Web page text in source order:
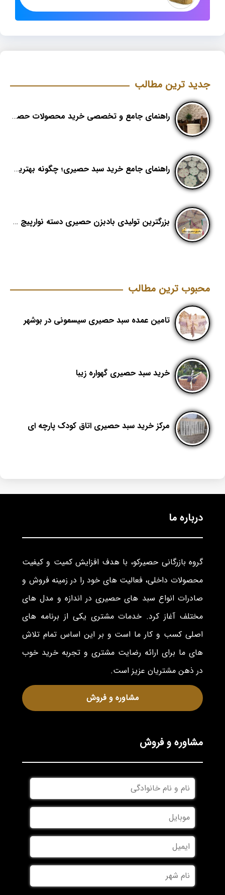
جدید ترین مطالب
راهنمای جامع و تخصصی خرید محصولات حصیری؛ هنر اصیل در دکوراسیون مدرن (بخش اول)
راهنمای جامع خرید سبد حصیری؛ چگونه بهترین کیفیت را در «هدیکا» تشخیص دهیم؟
بزرگترین تولیدی بادبزن حصیری دسته نوارپیچ در ایران با اسم برند هدیکا
محبوب ترین مطالب
تامین عمده سبد حصیری سیسمونی در بوشهر
خرید سبد حصیری گهواره زیبا
مرکز خرید سبد حصیری اتاق کودک پارچه ای
درباره ما
گروه بازرگانی حصیرکو، با هدف افزایش کمیت و کیفیت
محصولات داخلی، فعالیت های خود را در زمینه فروش و
صادرات انواع سبد های حصیری در اندازه و مدل های
مختلف آغاز کرد. خدمات مشتری یکی از برنامه های
اصلی کسب و کار ما است و بر این اساس تمام تلاش
های ما برای ارائه رضایت مشتری و تجربه خرید خوب
در ذهن مشتریان عزیز است.
مشاوره و فروش
مشاوره و فروش
نام
و
نام
خانوادگی
موبایل
ایمیل
نام
شهر *